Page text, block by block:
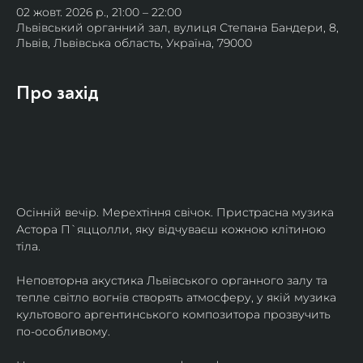
02 жовт. 2026 р., 21:00 – 22:00
Львівський органний зал, вулиця Степана Бандери, 8,
Львів, Львівська область, Україна, 79000
Про захід
Осінній вечір. Мерехтіння свічок. Пристрасна музика
Астора П`яццолли, яку відчуваєш кожною клітиною
тіла.
Неповторна акустика Львівського органного залу та
тепле світло вогнів створять атмосферу, у якій музика
культового аргентинського композитора прозвучить
по-особливому.